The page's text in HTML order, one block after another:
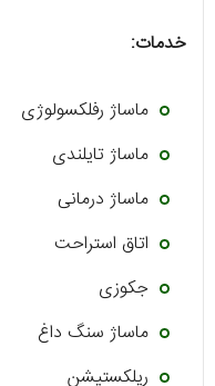
خدمات:
ماساژ رفلکسولوژی
ماساژ تایلندی
ماساژ درمانی
اتاق استراحت
جکوزی
ماساژ سنگ داغ
ریلکستیشن